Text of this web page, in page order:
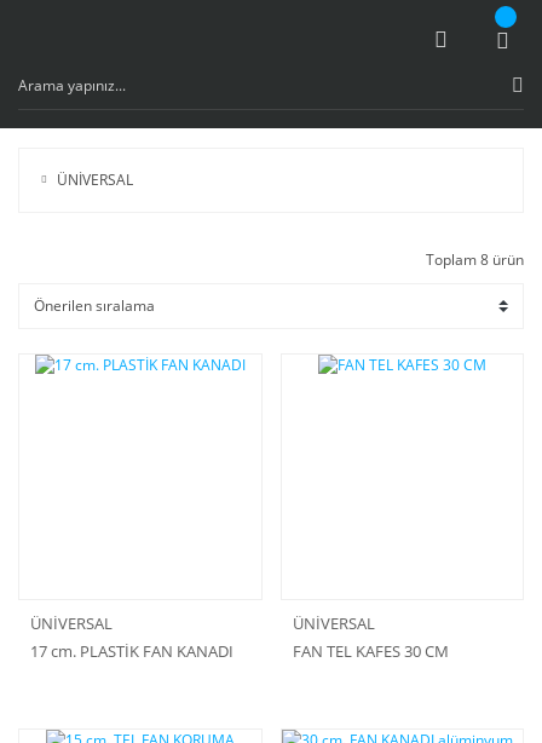
ÜNİVERSAL
Toplam 8 ürün
ÜNİVERSAL
17 cm. PLASTİK FAN KANADI
ÜNİVERSAL
FAN TEL KAFES 30 CM